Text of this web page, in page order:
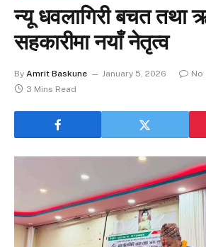
न्यू धवलागिरी बचत तथा
सहकारीमा नयाँ नेतृत्व
By Amrit Baskune January 5, 2026
No
3 Mins Read